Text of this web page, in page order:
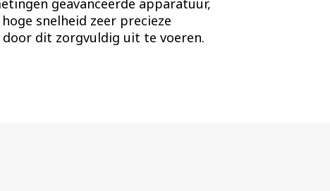
snelheid zeer precieze
dit zorgvuldig uit te voeren.